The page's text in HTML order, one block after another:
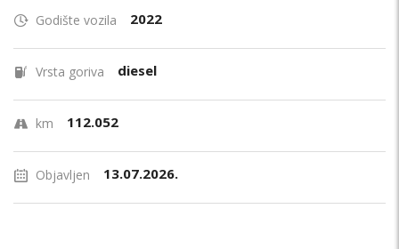
Godište vozila 2022
Vrsta goriva diesel
km 112.052
Objavljen 13.07.2026.